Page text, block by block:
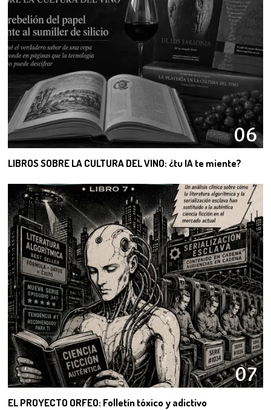
06
LIBROS SOBRE LA CULTURA DEL VINO: ¿tu IA te miente?
07
EL PROYECTO ORFEO: Folletín tóxico y adictivo